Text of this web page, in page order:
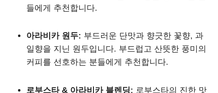
들에게 추천합니다.
아라비카 원두: 부드러운 단맛과 향긋한 꽃향, 과
일향을 지닌 원두입니다. 부드럽고 산뜻한 풍미의
커피를 선호하는 분들에게 추천합니다.
로부스타 & 아라비카 블렌딩: 로부스타의 진한 맛